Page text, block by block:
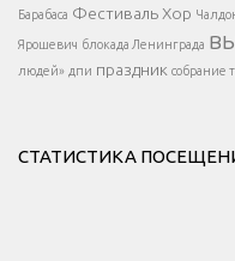
Барабаса Фестиваль Хор
Ярошевич блокада Ленинграда
людей» дпи праздник собрание
СТАТИСТИКА